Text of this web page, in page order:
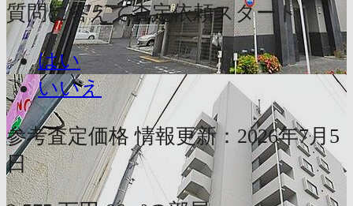
質問に答えて査定依頼スタート
はい
いいえ
参考査定価格 情報更新：2026年7月5
日